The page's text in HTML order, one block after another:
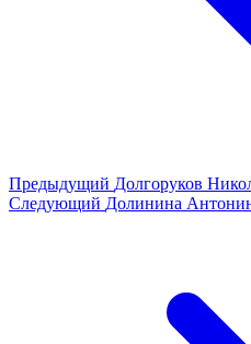
Предыдущий Долгоруков
Следующий Долинина